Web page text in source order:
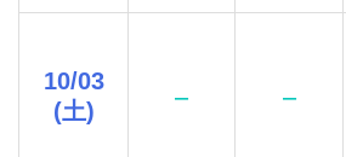
10/03
(土)
－ －